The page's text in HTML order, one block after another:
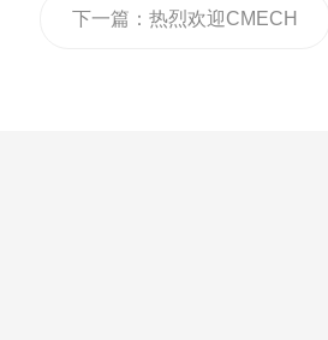
下一篇： 热烈欢迎CMECH